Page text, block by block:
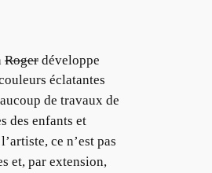
Roger développe
éclatantes
de travaux de
des enfants et
ce n’est pas
et, par extension,